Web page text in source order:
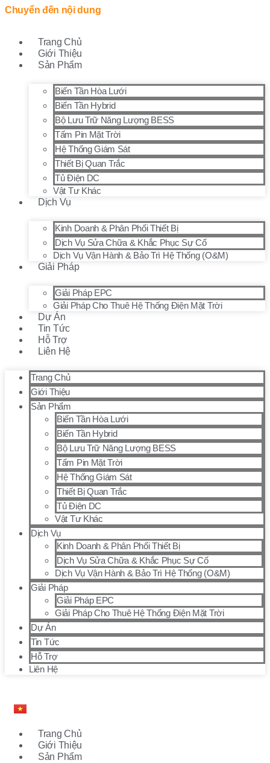
Chuyển đến nội dung
Trang Chủ
Giới Thiệu
Sản Phẩm
Biến Tần Hòa Lưới
Biến Tần Hybrid
Bộ Lưu Trữ Năng Lượng BESS
Tấm Pin Mặt Trời
Hệ Thống Giám Sát
Thiết Bị Quan Trắc
Tủ Điện DC
Vật Tư Khác
Dịch Vụ
Kinh Doanh & Phân Phối Thiết Bị
Dịch Vụ Sửa Chữa & Khắc Phục Sự Cố
Dịch Vụ Vận Hành & Bảo Trì Hệ Thống (O&M)
Giải Pháp
Giải Pháp EPC
Giải Pháp Cho Thuê Hệ Thống Điện Mặt Trời
Dự Án
Tin Tức
Hỗ Trợ
Liên Hệ
Trang Chủ
Giới Thiệu
Sản Phẩm
Biến Tần Hòa Lưới
Biến Tần Hybrid
Bộ Lưu Trữ Năng Lượng BESS
Tấm Pin Mặt Trời
Hệ Thống Giám Sát
Thiết Bị Quan Trắc
Tủ Điện DC
Vật Tư Khác
Dịch Vụ
Kinh Doanh & Phân Phối Thiết Bị
Dịch Vụ Sửa Chữa & Khắc Phục Sự Cố
Dịch Vụ Vận Hành & Bảo Trì Hệ Thống (O&M)
Giải Pháp
Giải Pháp EPC
Giải Pháp Cho Thuê Hệ Thống Điện Mặt Trời
Dự Án
Tin Tức
Hỗ Trợ
Liên Hệ
Trang Chủ
Giới Thiệu
Sản Phẩm